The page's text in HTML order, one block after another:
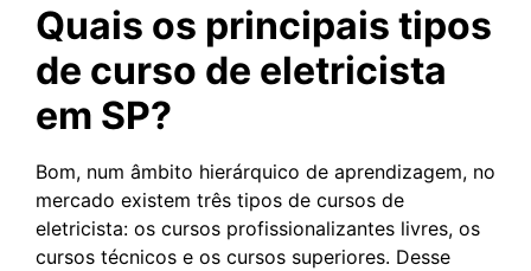
Quais os principais tipos
de curso de eletricista
em SP?
Bom, num âmbito hierárquico de aprendizagem, no
mercado existem três tipos de cursos de
eletricista: os cursos profissionalizantes livres, os
cursos técnicos e os cursos superiores. Desse